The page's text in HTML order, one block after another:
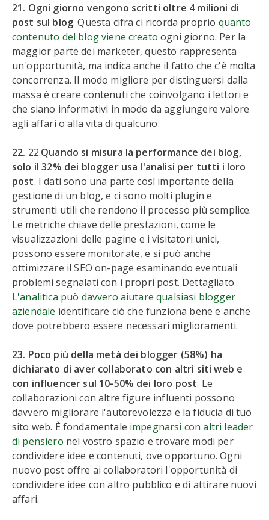
21. Ogni giorno vengono scritti oltre 4 milioni di
post sul blog. Questa cifra ci ricorda proprio quanto
contenuto del blog viene creato ogni giorno. Per la
maggior parte dei marketer, questo rappresenta
un'opportunità, ma indica anche il fatto che c'è molta
concorrenza. Il modo migliore per distinguersi dalla
massa è creare contenuti che coinvolgano i lettori e
che siano informativi in modo da aggiungere valore
agli affari o alla vita di qualcuno.
22. 22.Quando si misura la performance dei blog,
solo il 32% dei blogger usa l'analisi per tutti i loro
post. I dati sono una parte così importante della
gestione di un blog, e ci sono molti plugin e
strumenti utili che rendono il processo più semplice.
Le metriche chiave delle prestazioni, come le
visualizzazioni delle pagine e i visitatori unici,
possono essere monitorate, e si può anche
ottimizzare il SEO on-page esaminando eventuali
problemi segnalati con i propri post. Dettagliato
L'analitica può davvero aiutare qualsiasi blogger
aziendale identificare ciò che funziona bene e anche
dove potrebbero essere necessari miglioramenti.
23. Poco più della metà dei blogger (58%) ha
dichiarato di aver collaborato con altri siti web e
con influencer sul 10-50% dei loro post. Le
collaborazioni con altre figure influenti possono
davvero migliorare l'autorevolezza e la fiducia di tuo
sito web. È fondamentale impegnarsi con altri leader
di pensiero nel vostro spazio e trovare modi per
condividere idee e contenuti, ove opportuno. Ogni
nuovo post offre ai collaboratori l'opportunità di
condividere idee con altro pubblico e di attirare nuovi
affari.